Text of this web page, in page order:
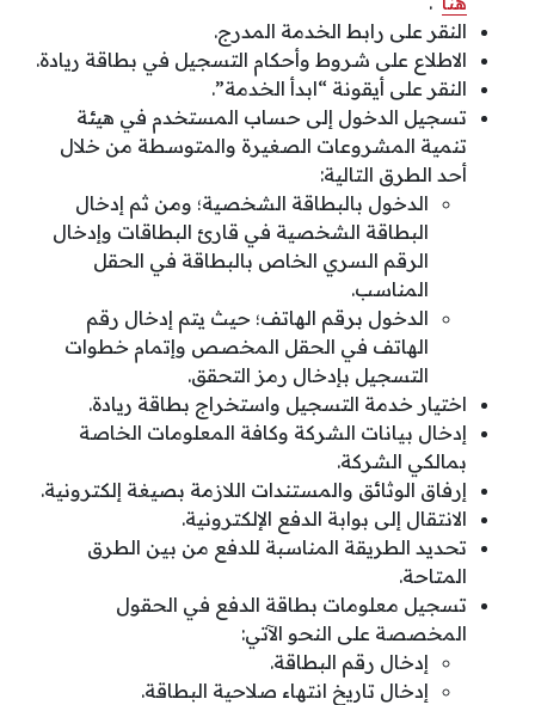
النقر على رابط الخدمة المدرج.
الاطلاع على شروط وأحكام التسجيل في بطاقة ريادة.
النقر على أيقونة “ابدأ الخدمة”.
تسجيل الدخول إلى حساب المستخدم في هيئة
تنمية المشروعات الصغيرة والمتوسطة من خلال
أحد الطرق التالية:
الدخول بالبطاقة الشخصية؛ ومن ثم إدخال
البطاقة الشخصية في قارئ البطاقات وإدخال
الرقم السري الخاص بالبطاقة في الحقل
المناسب.
الدخول برقم الهاتف؛ حيث يتم إدخال رقم
الهاتف في الحقل المخصص وإتمام خطوات
التسجيل بإدخال رمز التحقق.
اختيار خدمة التسجيل واستخراج بطاقة ريادة.
إدخال بيانات الشركة وكافة المعلومات الخاصة
بمالكي الشركة.
إرفاق الوثائق والمستندات اللازمة بصيغة إلكترونية.
الانتقال إلى بوابة الدفع الإلكترونية.
تحديد الطريقة المناسبة للدفع من بين الطرق
المتاحة.
تسجيل معلومات بطاقة الدفع في الحقول
المخصصة على النحو الآتي:
إدخال رقم البطاقة.
إدخال تاريخ انتهاء صلاحية البطاقة.